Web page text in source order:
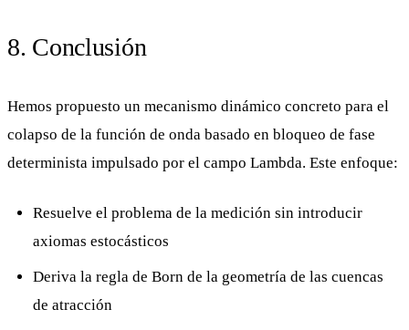
8. Conclusión
Hemos propuesto un mecanismo dinámico concreto para el
colapso de la función de onda basado en bloqueo de fase
determinista impulsado por el campo Lambda. Este enfoque:
Resuelve el problema de la medición sin introducir
axiomas estocásticos
Deriva la regla de Born de la geometría de las cuencas
de atracción